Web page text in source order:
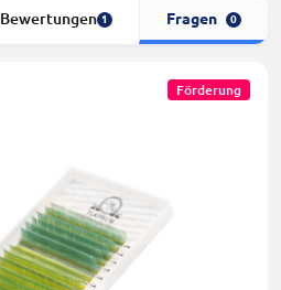
Bewertungen 1 Fragen 0
Förderung